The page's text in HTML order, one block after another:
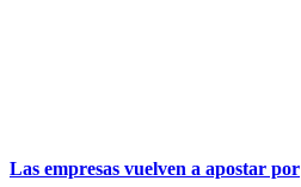
Las empresas vuelven a apostar por